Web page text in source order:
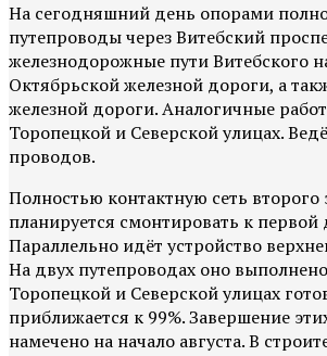
На сегодняшний день опорами
путепроводы через Витебский
железнодорожные пути Витебского
Октябрьской железной дороги, а
железной дороги. Аналогичные
Торопецкой и Северской улицах.
проводов.
Полностью контактную сеть второго
планируется смонтировать к первой
Параллельно идёт устройство
На двух путепроводах оно
Торопецкой и Северской улицах
приближается к 99%. Завершение
намечено на начало августа. В